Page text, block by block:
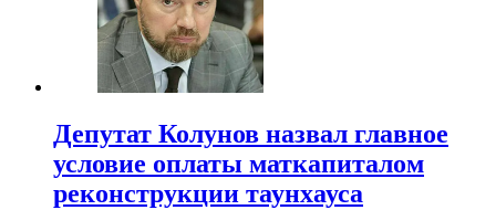
Депутат Колунов назвал главное
условие оплаты маткапиталом
реконструкции таунхауса